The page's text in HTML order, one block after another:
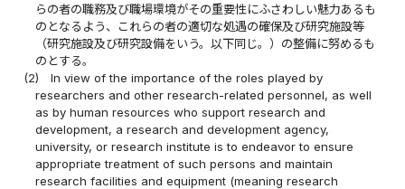
らの者の職務及び職場環境がその重要性にふさわしい魅力あるも
のとなるよう、これらの者の適切な処遇の確保及び研究施設等
（研究施設及び研究設備をいう。以下同じ。）の整備に努めるも
のとする。
(2)
In view of the importance of the roles played by
researchers and other research-related personnel, as well
as by human resources who support research and
development, a research and development agency,
university, or research institute is to endeavor to ensure
appropriate treatment of such persons and maintain
research facilities and equipment (meaning research